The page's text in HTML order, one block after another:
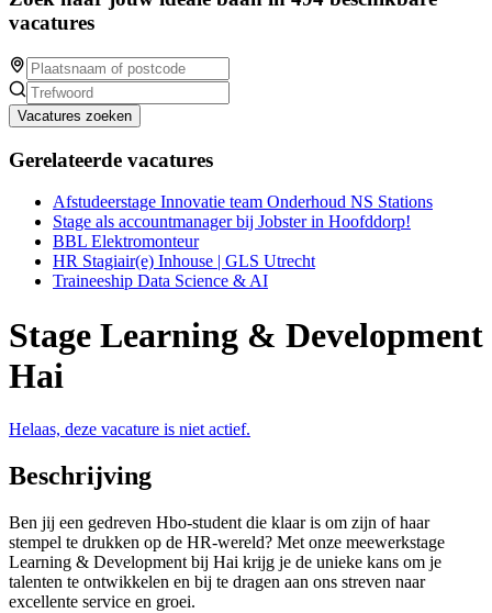
vacatures
Vacatures zoeken
Gerelateerde vacatures
Afstudeerstage Innovatie team Onderhoud NS Stations
Stage als accountmanager bij Jobster in Hoofddorp!
BBL Elektromonteur
HR Stagiair(e) Inhouse | GLS Utrecht
Traineeship Data Science & AI
Stage Learning & Development
Hai
Helaas, deze vacature is niet actief.
Beschrijving
Ben jij een gedreven Hbo-student die klaar is om zijn of haar
stempel te drukken op de HR-wereld? Met onze meewerkstage
Learning & Development bij Hai krijg je de unieke kans om je
talenten te ontwikkelen en bij te dragen aan ons streven naar
excellente service en groei.